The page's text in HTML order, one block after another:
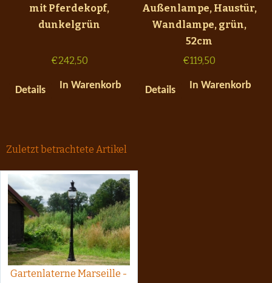
mit Pferdekopf,
dunkelgrün
€242,50
Details In Warenkorb
Außenlampe, Haustür,
Wandlampe, grün,
52cm
€119,50
Details In Warenkorb
Zuletzt betrachtete Artikel
Gartenlaterne Marseille -